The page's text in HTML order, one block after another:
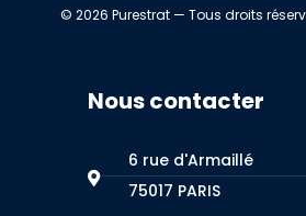
© 2026 Purestrat — Tous droits
Nous contacter
6 rue d'Armaillé
75017 PARIS